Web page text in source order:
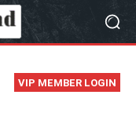
VIP MEMBER LOGIN